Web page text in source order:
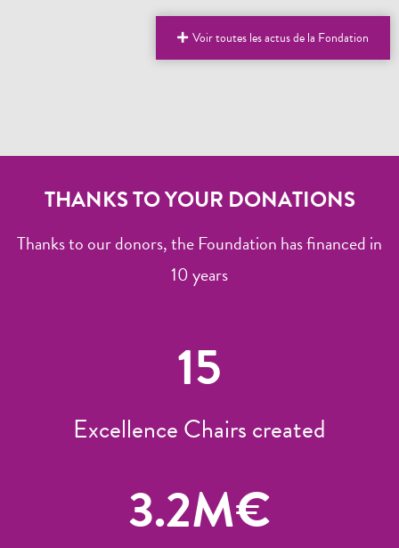
Voir toutes les actus de la Fondation
THANKS TO YOUR DONATIONS
Thanks to our donors, the Foundation has financed in
10 years
15
Excellence Chairs created
3.2M€